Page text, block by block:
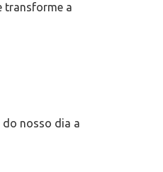
transforme a
nosso dia a